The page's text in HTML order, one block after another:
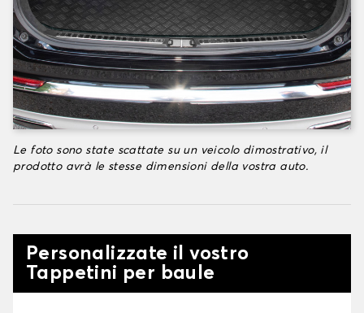
Le foto sono state scattate su un veicolo dimostrativo, il
prodotto avrà le stesse dimensioni della vostra auto.
Personalizzate il vostro
Tappetini per baule